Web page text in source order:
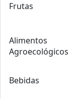
Frutas
Alimentos
Agroecológicos
Bebidas